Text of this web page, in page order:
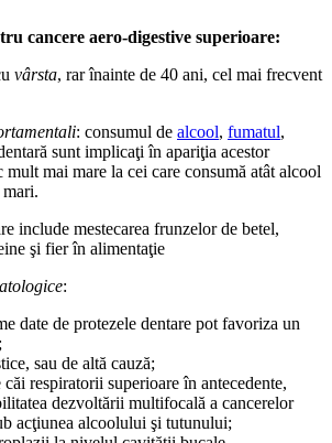
cancere aero-digestive superioare:
vârsta, rar înainte de 40 ani, cel mai frecvent
: consumul de alcool, fumatul,
sunt implicaţi în apariţia acestor
mult mai mare la cei care consumă atât alcool
include mestecarea frunzelor de betel,
şi fier în alimentaţie
:
date de protezele dentare pot favoriza un
sau de altă cauză;
respiratorii superioare în antecedente,
dezvoltării multifocală a cancerelor
acţiunea alcoolului şi tutunului;